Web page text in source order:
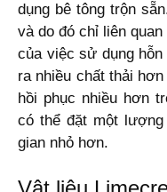
dụng bê tông trộn
và do đó chỉ liên
của việc sử dụng
ra nhiều chất thải
hồi phục nhiều hơn
có thể đặt một
gian nhỏ hơn.